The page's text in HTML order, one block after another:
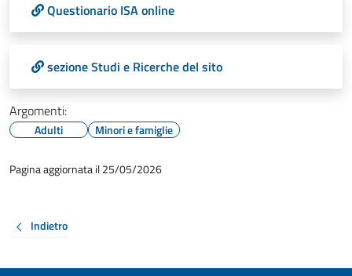
Questionario ISA online
sezione Studi e Ricerche del sito
Argomenti:
Adulti Minori e famiglie
Pagina aggiornata il 25/05/2026
Indietro